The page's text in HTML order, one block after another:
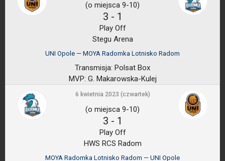
(o miejsca 9-10)
3 - 1
Play Off
Stegu Arena
UNI Opole — MOYA Radomka Lotnisko Radom
Transmisja: Polsat Box
MVP: G. Makarowska-Kulej
6 kwietnia 2023 (czwartek)
(o miejsca 9-10)
3 - 1
Play Off
HWS RCS Radom
MOYA Radomka Lotnisko Radom — UNI Opole